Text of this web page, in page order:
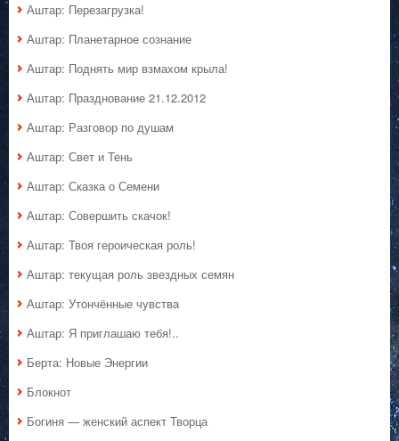
Аштар: Перезагрузка!
Аштар: Планетарное сознание
Аштар: Поднять мир взмахом крыла!
Аштар: Празднование 21.12.2012
Аштар: Разговор по душам
Аштар: Свет и Тень
Аштар: Сказка о Семени
Аштар: Совершить скачок!
Аштар: Твоя героическая роль!
Аштар: текущая роль звездных семян
Аштар: Утончённые чувства
Аштар: Я приглашаю тебя!..
Берта: Новые Энергии
Блокнот
Богиня — женский аспект Творца